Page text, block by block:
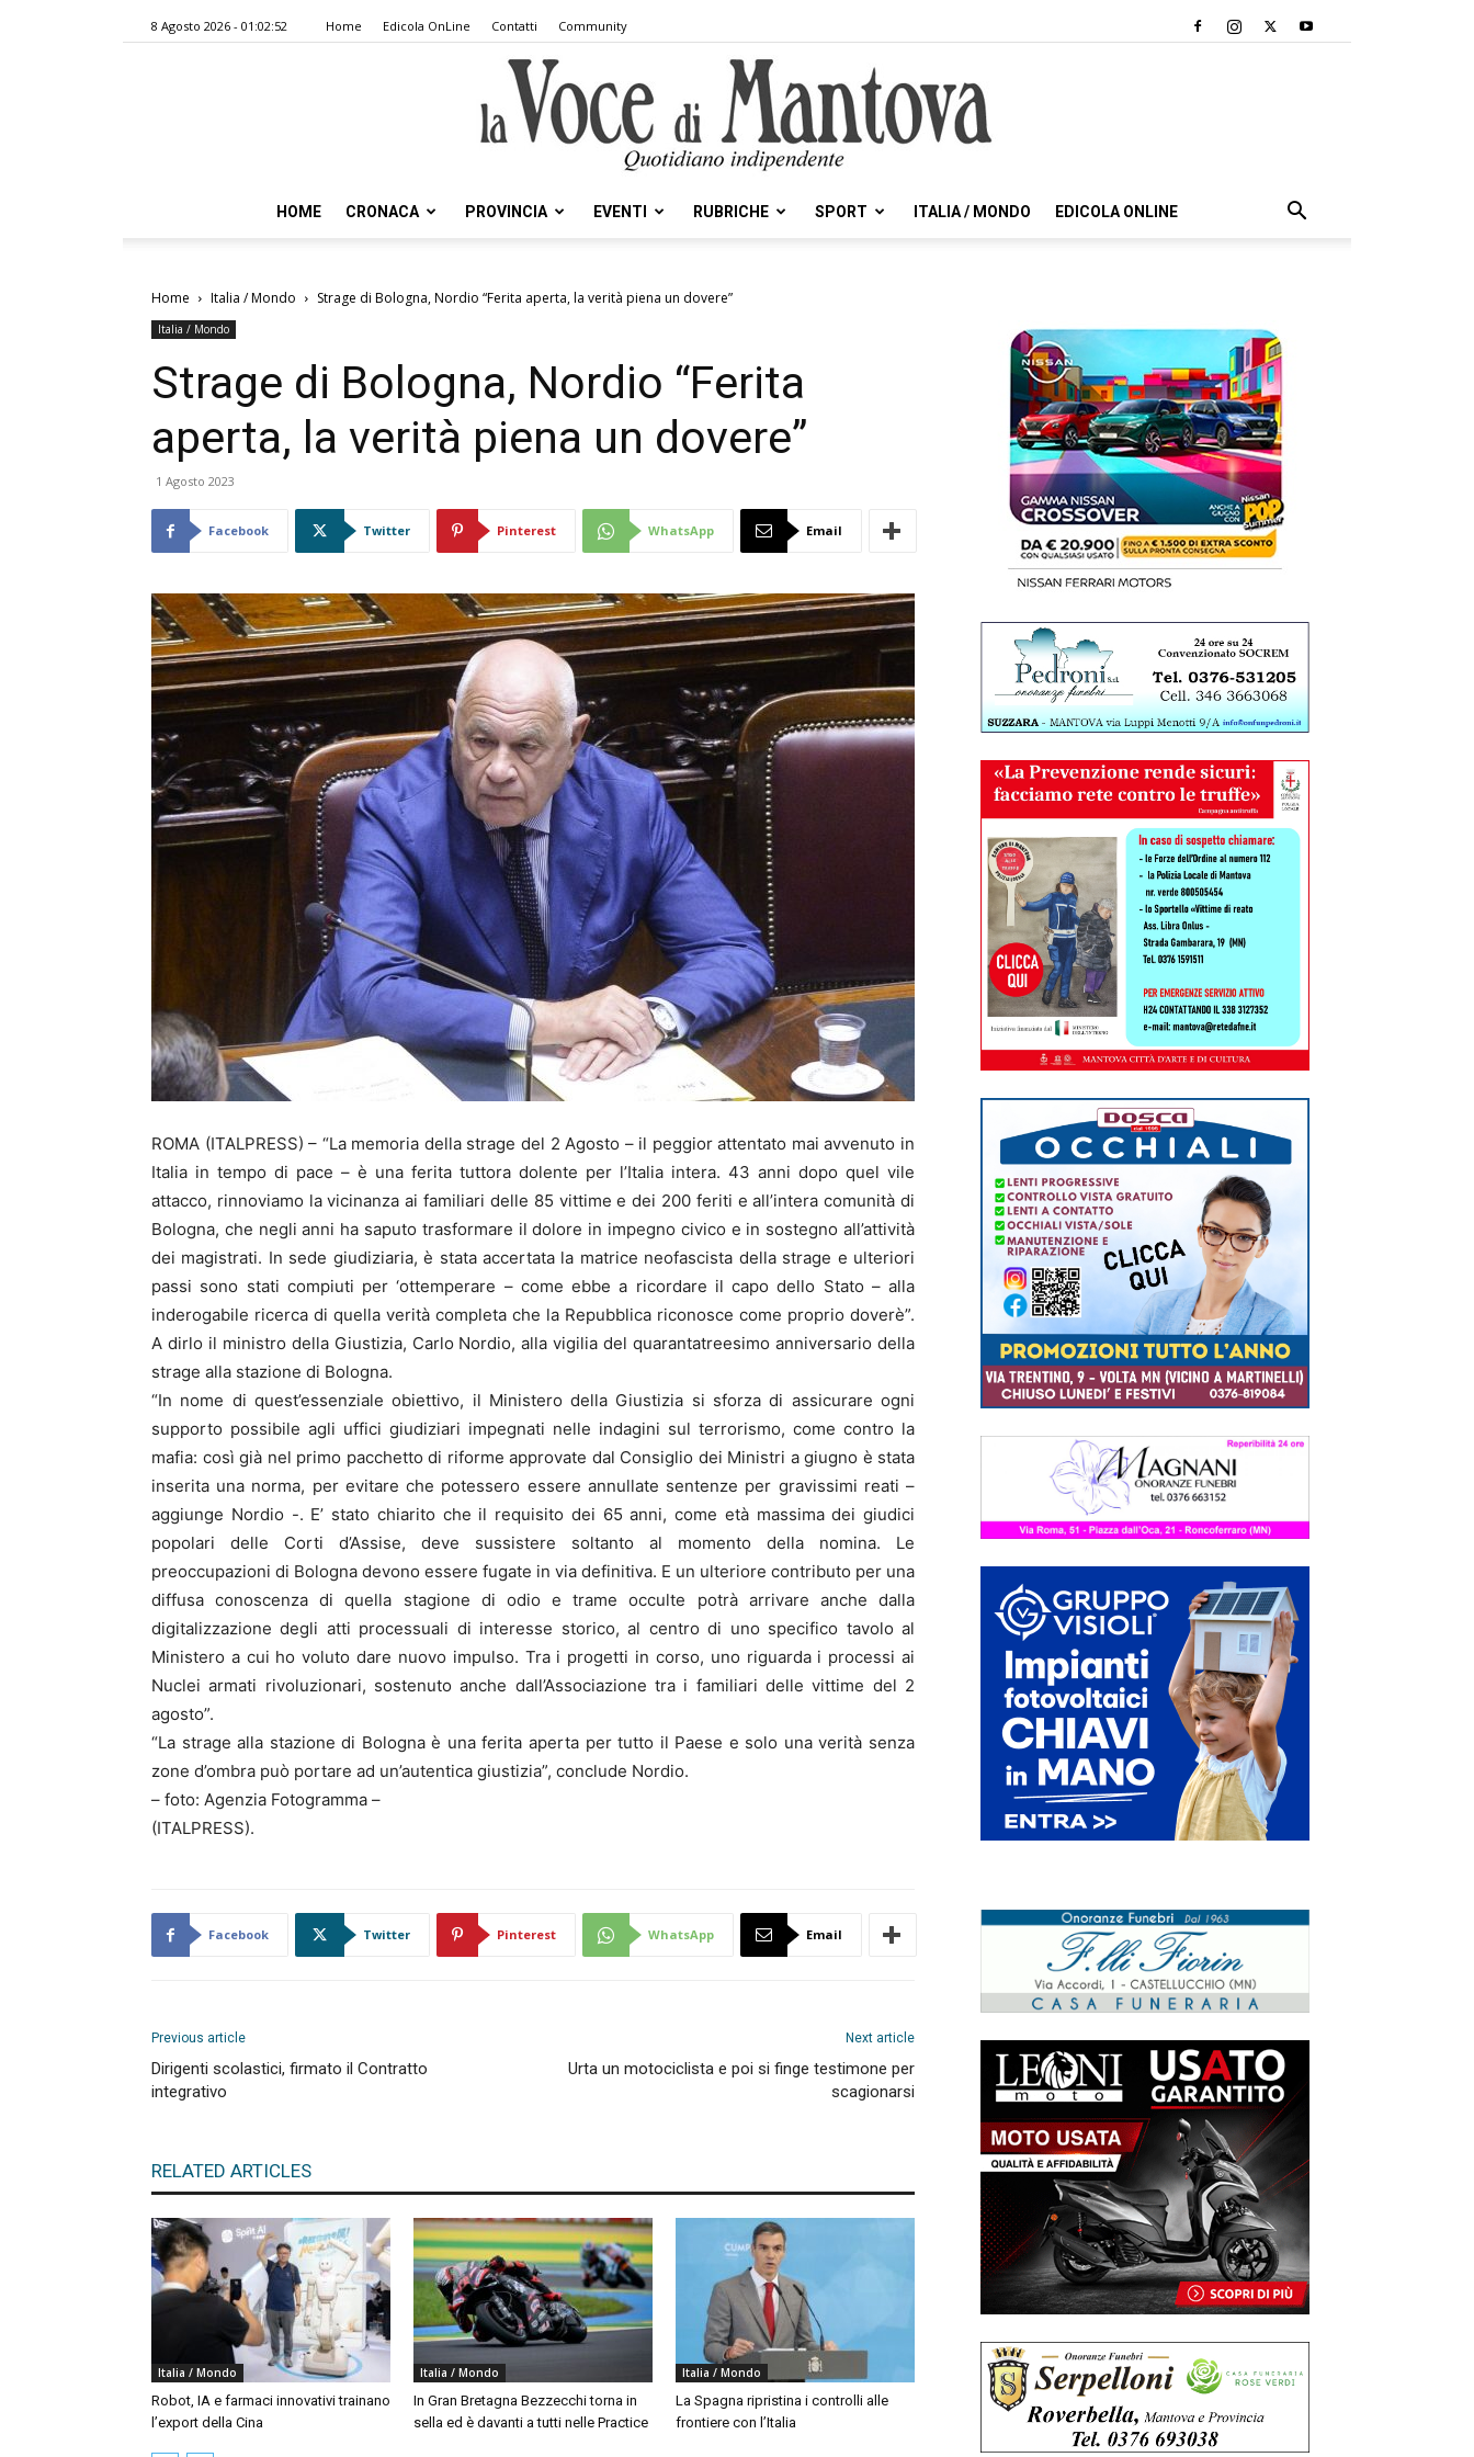
8 Agosto 2026 - 01:02:52 Home Edicola OnLine Contatti Community
Voce
HOME CRONACA PROVINCIA EVENTI RUBRICHE SPORT ITALIA / MONDO EDICOLA ONLINE
Home Italia / Mondo Strage di Bologna, Nordio “Ferita aperta, la verità piena un dovere”
Italia / Mondo
Strage di Bologna, Nordio “Ferita
aperta, la verità piena un dovere”
1 Agosto 2023
Facebook Twitter Pinterest WhatsApp Email
ROMA (ITALPRESS) – “La memoria della strage del 2 Agosto – il peggior attentato mai avvenuto in
Italia in tempo di pace – è una ferita tuttora dolente per l’Italia intera. 43 anni dopo quel vile
attacco, rinnoviamo la vicinanza ai familiari delle 85 vittime e dei 200 feriti e all’intera comunità di
Bologna, che negli anni ha saputo trasformare il dolore in impegno civico e in sostegno all’attività
dei magistrati. In sede giudiziaria, è stata accertata la matrice neofascista della strage e ulteriori
passi sono stati compiuti per ‘ottemperare – come ebbe a ricordare il capo dello Stato – alla
inderogabile ricerca di quella verità completa che la Repubblica riconosce come proprio doverè”.
A dirlo il ministro della Giustizia, Carlo Nordio, alla vigilia del quarantatreesimo anniversario della
strage alla stazione di Bologna.
“In nome di quest’essenziale obiettivo, il Ministero della Giustizia si sforza di assicurare ogni
supporto possibile agli uffici giudiziari impegnati nelle indagini sul terrorismo, come contro la
mafia: così già nel primo pacchetto di riforme approvate dal Consiglio dei Ministri a giugno è stata
inserita una norma, per evitare che potessero essere annullate sentenze per gravissimi reati –
aggiunge Nordio -. E’ stato chiarito che il requisito dei 65 anni, come età massima dei giudici
popolari delle Corti d’Assise, deve sussistere soltanto al momento della nomina. Le
preoccupazioni di Bologna devono essere fugate in via definitiva. E un ulteriore contributo per una
diffusa conoscenza di quella stagione di odio e trame occulte potrà arrivare anche dalla
digitalizzazione degli atti processuali di interesse storico, al centro di uno specifico tavolo al
Ministero a cui ho voluto dare nuovo impulso. Tra i progetti in corso, uno riguarda i processi ai
Nuclei armati rivoluzionari, sostenuto anche dall’Associazione tra i familiari delle vittime del 2
agosto”.
“La strage alla stazione di Bologna è una ferita aperta per tutto il Paese e solo una verità senza
zone d’ombra può portare ad un’autentica giustizia”, conclude Nordio.
– foto: Agenzia Fotogramma –
(ITALPRESS).
Facebook Twitter Pinterest WhatsApp Email
Previous article
Dirigenti scolastici, firmato il Contratto
integrativo
Next article
Urta un motociclista e poi si finge testimone per
scagionarsi
RELATED ARTICLES
Italia / Mondo
Robot, IA e farmaci innovativi trainano
l’export della Cina
Italia / Mondo
In Gran Bretagna Bezzecchi torna in
sella ed è davanti a tutti nelle Practice
Italia / Mondo
La Spagna ripristina i controlli alle
frontiere con l’Italia